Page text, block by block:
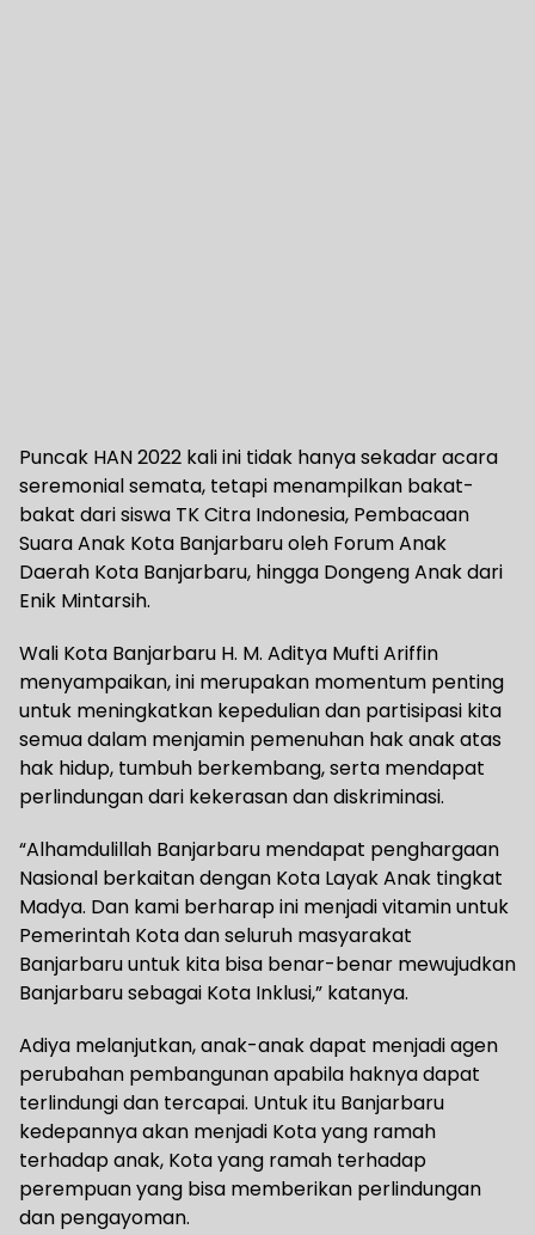
Puncak HAN 2022 kali ini tidak hanya sekadar acara
seremonial semata, tetapi menampilkan bakat-
bakat dari siswa TK Citra Indonesia, Pembacaan
Suara Anak Kota Banjarbaru oleh Forum Anak
Daerah Kota Banjarbaru, hingga Dongeng Anak dari
Enik Mintarsih.
Wali Kota Banjarbaru H. M. Aditya Mufti Ariffin
menyampaikan, ini merupakan momentum penting
untuk meningkatkan kepedulian dan partisipasi kita
semua dalam menjamin pemenuhan hak anak atas
hak hidup, tumbuh berkembang, serta mendapat
perlindungan dari kekerasan dan diskriminasi.
“Alhamdulillah Banjarbaru mendapat penghargaan
Nasional berkaitan dengan Kota Layak Anak tingkat
Madya. Dan kami berharap ini menjadi vitamin untuk
Pemerintah Kota dan seluruh masyarakat
Banjarbaru untuk kita bisa benar-benar mewujudkan
Banjarbaru sebagai Kota Inklusi,” katanya.
Adiya melanjutkan, anak-anak dapat menjadi agen
perubahan pembangunan apabila haknya dapat
terlindungi dan tercapai. Untuk itu Banjarbaru
kedepannya akan menjadi Kota yang ramah
terhadap anak, Kota yang ramah terhadap
perempuan yang bisa memberikan perlindungan
dan pengayoman.